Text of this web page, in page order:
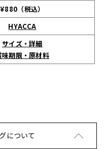
¥880（税込）
HYACCA
サイズ・詳細
味期限・原材料
について